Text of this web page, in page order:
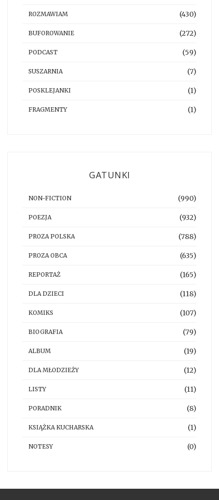
ROZMAWIAM (430)
BUFOROWANIE (272)
PODCAST (59)
SUSZARNIA (7)
POSKLEJANKI (1)
FRAGMENTY (1)
GATUNKI
NON-FICTION (990)
POEZJA (932)
PROZA POLSKA (788)
PROZA OBCA (635)
REPORTAŻ (165)
DLA DZIECI (118)
KOMIKS (107)
BIOGRAFIA (79)
ALBUM (19)
DLA MŁODZIEŻY (12)
LISTY (11)
PORADNIK (8)
KSIĄŻKA KUCHARSKA (1)
NOTESY (0)